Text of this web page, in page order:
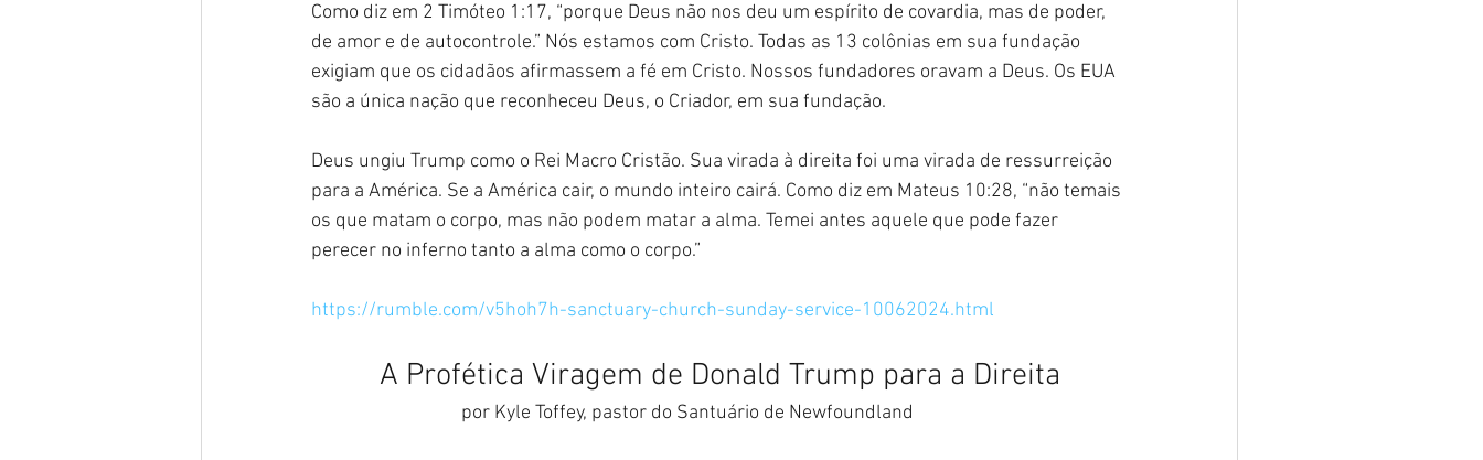
Como diz em 2 Timóteo 1:17, “porque Deus não nos deu um espírito de covardia, mas de poder,
de amor e de autocontrole.” Nós estamos com Cristo. Todas as 13 colônias em sua fundação
exigiam que os cidadãos afirmassem a fé em Cristo. Nossos fundadores oravam a Deus. Os EUA
são a única nação que reconheceu Deus, o Criador, em sua fundação.
Deus ungiu Trump como o Rei Macro Cristão. Sua virada à direita foi uma virada de ressurreição
para a América. Se a América cair, o mundo inteiro cairá. Como diz em Mateus 10:28, “não temais
os que matam o corpo, mas não podem matar a alma. Temei antes aquele que pode fazer
perecer no inferno tanto a alma como o corpo.”
https://rumble.com/v5hoh7h-sanctuary-church-sunday-service-10062024.html
A Profética Viragem de Donald Trump para a Direita
                                  por Kyle Toffey, pastor do Santuário de Newfoundland